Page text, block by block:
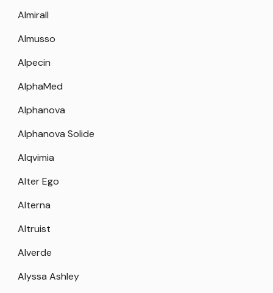
Almirall
Almusso
Alpecin
AlphaMed
Alphanova
Alphanova Solide
Alqvimia
Alter Ego
Alterna
Altruist
Alverde
Alyssa Ashley